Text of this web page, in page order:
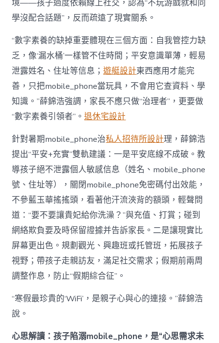
境——孩子過度依賴線上社交，認為“不玩游戲就和同
學沒配合話題”，反而疏遠了現實關系。
“數字素養的缺掉重要體現在三個方面：自我管控力缺
乏，像‘漏水桶’一樣管不住時間；平安意識單薄，輕易
泄露姓名、住址等信息；遊艇設計東西應用才能完
善，只把mobile_phone當玩具，不會用它查資料、學
知識。”薛錦浩強調，家長不應只做“治理者”，更要做
“數字素養引領者”。退休宅設計
針對暑期mobile_phone治私人招待所設計理，薛錦浩
提出“平安+充實”雙軌建議：一是平安底線不成破。教
導孩子絕不泄露個人敏感信息（姓名、mobile_phone
號、住址等），關閉mobile_phone免密碼付出效能，
不參藍玉華搖搖頭，看著他汗流浹背的額頭，輕聲問
道：“要不要讓貴妃給你洗澡？”與充值、打賞；碰到
網絡欺負要及時保留證據并告訴家長。二是讓現實比
屏幕更出色。規劃觀光、興趣班或托管班，拓展孩子
視野；帶孩子走親訪友，滿足社交需求；假期前兩周
調整作息，防止“假期綜合征”。
“寒假最珍貴的‘WiFi’，是親子心與心的連接。”薛錦浩
說。
心思解讀：孩子陷溺mobile_phone，是“心思需求未